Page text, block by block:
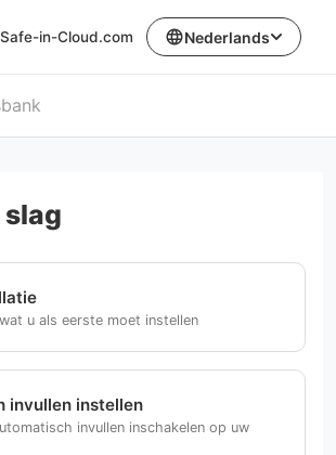
Safe-in-Cloud.com languageNederlands
slag
u als eerste moet instellen
invullen instellen
invullen inschakelen op uw